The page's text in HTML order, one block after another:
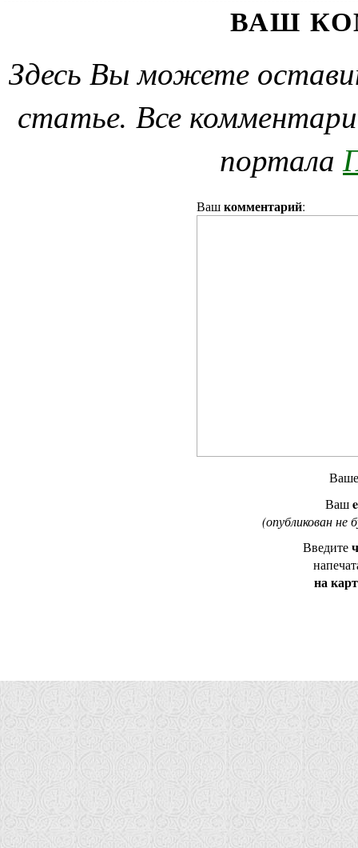
ВАШ
Здесь Вы можете
статье. Все
портала
Вашкомментарий:
Ваш
(опубликован не
Введите
на